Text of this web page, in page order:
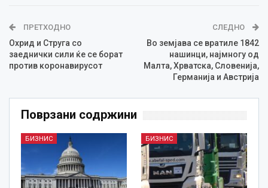
ПРЕТХОДНО
Охрид и Струга со
заеднички сили ќе се борат
против коронавирусот
СЛЕДНО
Во земјава се вратиле 1842
нашинци, најмногу од
Малта, Хрватска, Словенија,
Германија и Австрија
Поврзани содржини
БИЗНИС БИЗНИС